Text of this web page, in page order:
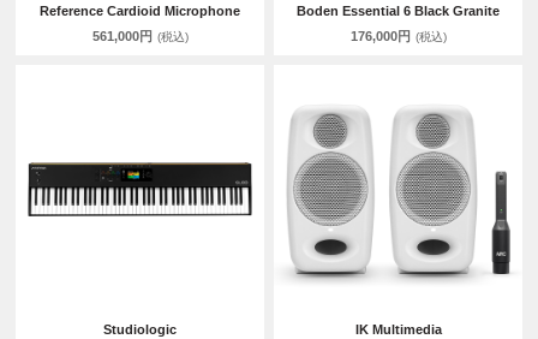
Reference Cardioid Microphone
561,000円 (税込)
Boden Essential 6 Black Granite
176,000円 (税込)
Studiologic
IK Multimedia